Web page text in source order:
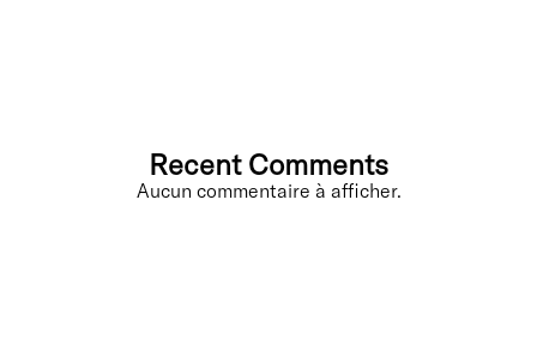
Recent Comments
Aucun commentaire à afficher.